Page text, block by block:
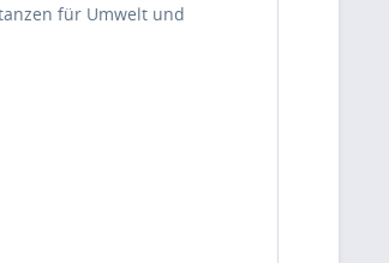
für Umwelt und